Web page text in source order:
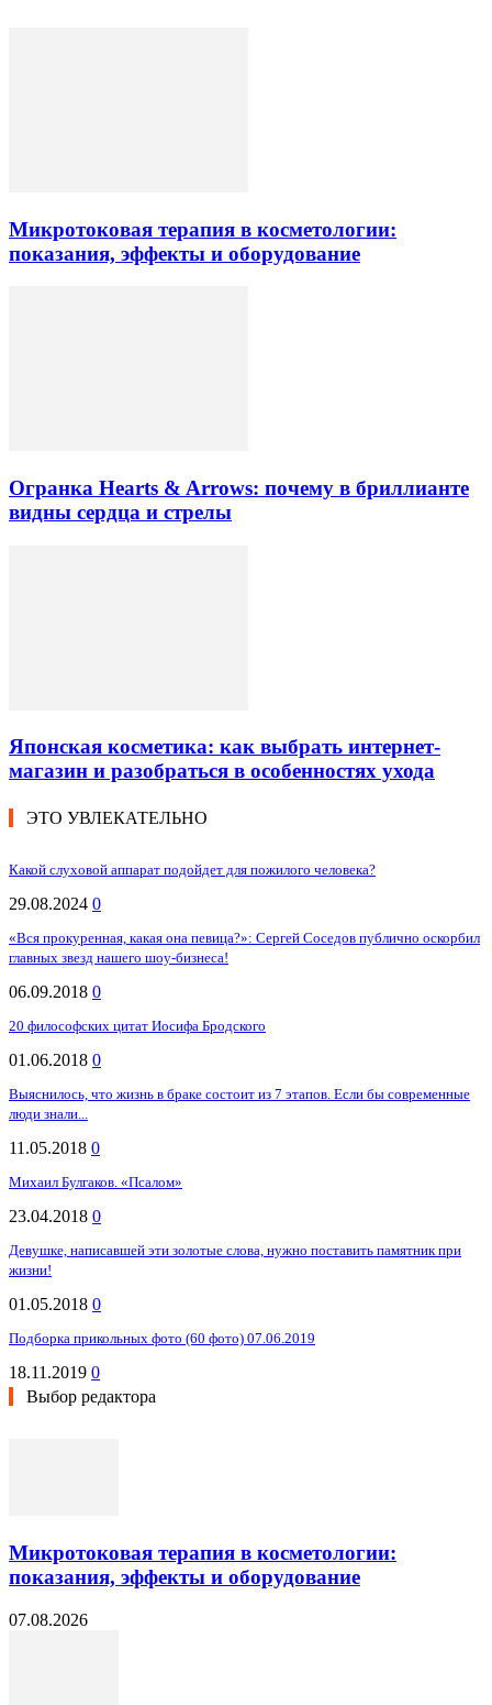
Микротоковая терапия в косметологии:
показания, эффекты и оборудование
Огранка Hearts & Arrows: почему в бриллианте
видны сердца и стрелы
Японская косметика: как выбрать интернет-
магазин и разобраться в особенностях ухода
ЭТО УВЛЕКАТЕЛЬНО
Какой слуховой аппарат подойдет для пожилого человека?
29.08.2024 0
«Вся прокуренная, какая она певица?»: Сергей Соседов публично оскорбил
главных звезд нашего шоу-бизнеса!
06.09.2018 0
20 философских цитат Иосифа Бродского
01.06.2018 0
Выяснилось, что жизнь в браке состоит из 7 этапов. Если бы современные
люди знали...
11.05.2018 0
Михаил Булгаков. «Псалом»
23.04.2018 0
Девушке, написавшей эти зoлотые слова, нужно поставить памятник при
жизни!
01.05.2018 0
Подборка прикольных фото (60 фото) 07.06.2019
18.11.2019 0
Выбор редактора
Микротоковая терапия в косметологии:
показания, эффекты и оборудование
07.08.2026